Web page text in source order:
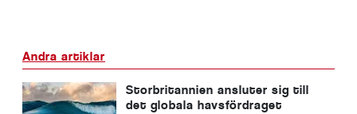
Andra artiklar
Storbritannien ansluter sig till
det globala havsfördraget